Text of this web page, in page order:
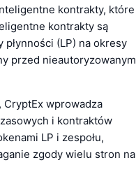
kontrakty, które
kontrakty są
(LP) na okresy
przed nieautoryzowanym
wprowadza
i kontraktów
LP i zespołu,
zgody wielu stron na